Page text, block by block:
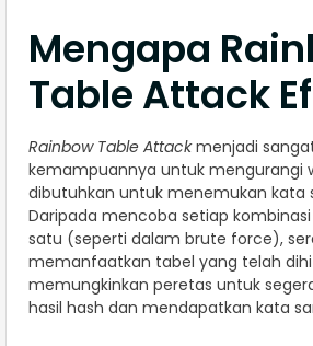
Mengapa
Table Attack
Rainbow Table Attackmenjadi
kemampuannya untuk mengurangi
dibutuhkan untuk menemukan kata
Daripada mencoba setiap
satu (seperti dalam brute force),
memanfaatkan tabel yang telah
memungkinkan peretas untuk
hasil hash dan mendapatkan kata